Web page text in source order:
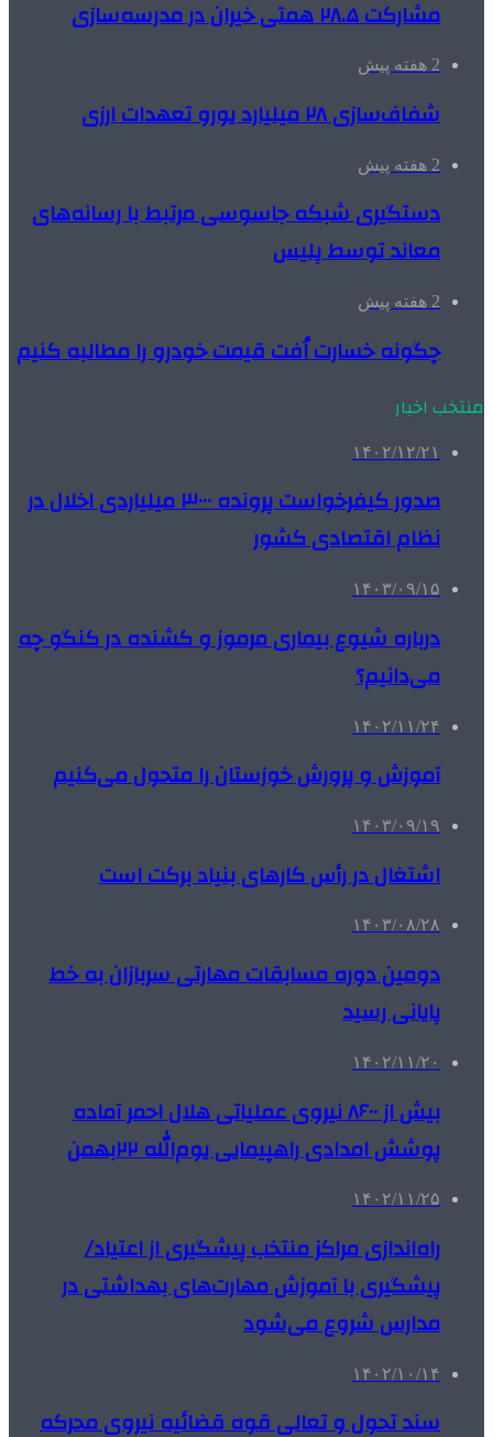
مشارکت ۲۸.۵ همتی خیران در مدرسه‌سازی
2 هفته پیش
شفاف‌سازی ۲۸ میلیارد یورو تعهدات ارزی
2 هفته پیش
دستگیری شبکه جاسوسی مرتبط با رسانه‌های
معاند توسط پلیس
2 هفته پیش
چگونه خسارت اُفت قیمت خودرو را مطالبه کنیم
منتخب اخبار
۱۴۰۲/۱۲/۲۱
صدور کیفرخواست پرونده ۳۰۰۰ میلیاردی اخلال در
نظام اقتصادی کشور
۱۴۰۳/۰۹/۱۵
درباره شیوع بیماری مرموز و کشنده‌ در کنگو چه
می‌دانیم؟
۱۴۰۲/۱۱/۲۴
آموزش و پرورش خوزستان را متحول می‌کنیم
۱۴۰۳/۰۹/۱۹
اشتغال در رأس کارهای بنیاد برکت است
۱۴۰۳/۰۸/۲۸
دومین دوره مسابقات مهارتی سربازان به خط
پایانی رسید
۱۴۰۲/۱۱/۲۰
بیش از ۸۶۰۰ نیروی عملیاتی هلال احمر آماده
پوشش امدادی راهپیمایی یوم‌الله ۲۲بهمن
۱۴۰۲/۱۱/۲۵
راه‌اندازی مراکز منتخب پیشگیری از اعتیاد/
پیشگیری با آموزش مهارت‌های بهداشتی در
مدارس شروع می‌شود
۱۴۰۲/۱۰/۱۴
سند تحول و تعالی قوه قضائیه نیروی محرکه